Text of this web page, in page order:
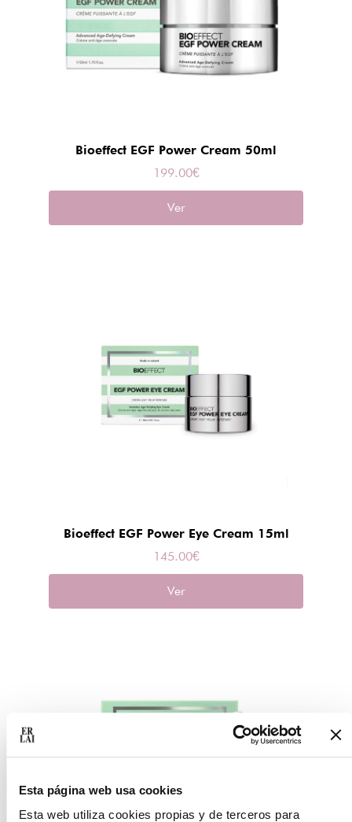
Esta página web usa cookies
Esta web utiliza cookies propias y de terceros para
Bioeffect EGF Power Cream 50ml
199.00€
Ver
Bioeffect EGF Power Eye Cream 15ml
145.00€
Ver